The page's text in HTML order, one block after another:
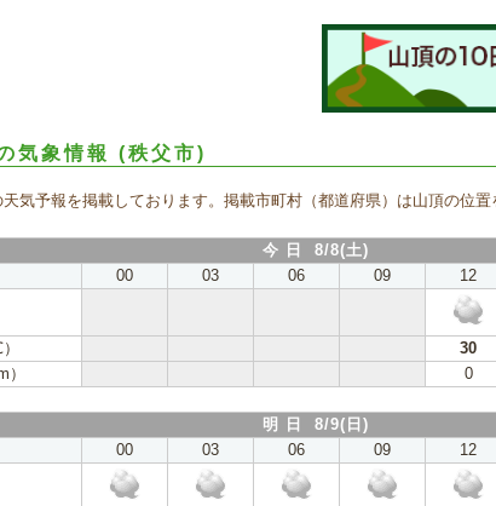
気象情報 (秩父市)
気予報を掲載しております。掲載市町村（都道府県）は山頂の位置
今 日 8/8(土)
00 03 06 09 12
30
0
明 日 8/9(日)
00 03 06 09 12